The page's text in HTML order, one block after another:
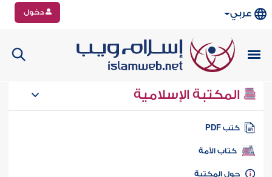
عربي دخول
المكتبة الإسلامية
كتب PDF
كتاب الأمة